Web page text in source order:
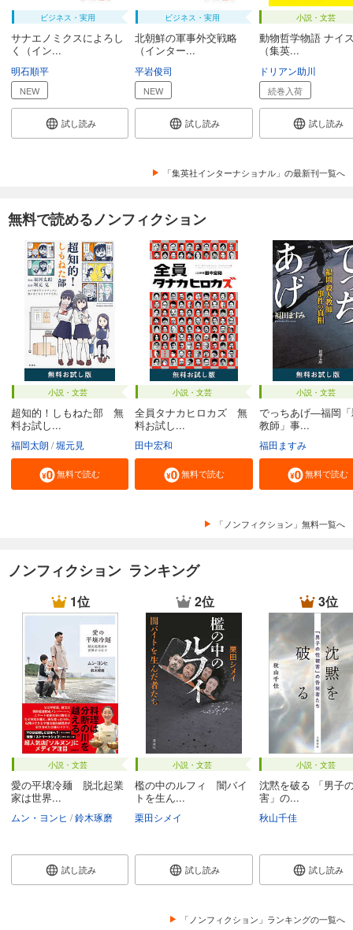
ビジネス・実用
サナエノミクスによろし
く（イン...
明石順平
NEW
試し読み
ビジネス・実用
北朝鮮の軍事外交戦略
（インター...
平岩俊司
NEW
試し読み
小説・文芸
動物哲学物語 ナイ
（集英...
ドリアン助川
続巻入荷
試し読み
「集英社インターナショナル」の最新刊一覧へ
無料で読めるノンフィクション
小説・文芸
超知的！しもねた部 無
料お試し...
福岡太朗 堀元見
無料で読む
小説・文芸
全員タナカヒロカズ 無
料お試し...
田中宏和
無料で読む
小説・文芸
でっちあげ―福岡
教師」事...
福田ますみ
無料で読む
「ノンフィクション」無料一覧へ
ノンフィクション ランキング
1位
小説・文芸
愛の平壌冷麺 脱北起業
家は世界...
ムン・ヨンヒ 鈴木琢磨
試し読み
2位
小説・文芸
檻の中のルフィ 闇バイ
トを生ん...
栗田シメイ
試し読み
3位
小説・文芸
沈黙を破る 「男子
害」の...
秋山千佳
試し読み
「ノンフィクション」ランキングの一覧へ